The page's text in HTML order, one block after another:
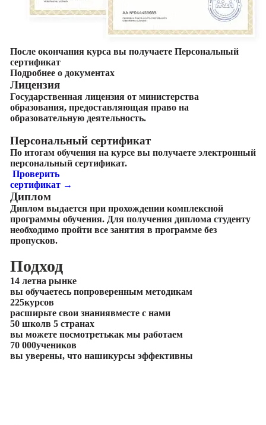
После окончания курса вы получаете Персональный
сертификат
Подробнее о документах
Лицензия
Государственная лицензия от министерства
образования, предоставляющая право на
образовательную деятельность.
Персональный сертификат
По итогам обучения на курсе вы получаете электронный
персональный сертификат.
Проверить
сертификат →
Диплом
Диплом выдается при прохождении комплексной
программы обучения. Для получения диплома студенту
необходимо пройти все занятия в программе без
пропусков.
Подход
14 летна рынке
вы обучаетесь попроверенным методикам
225курсов
расширьте свои знаниявместе с нами
50 школв 5 странах
вы можете посмотретькак мы работаем
70 000учеников
вы уверены, что нашикурсы эффективны